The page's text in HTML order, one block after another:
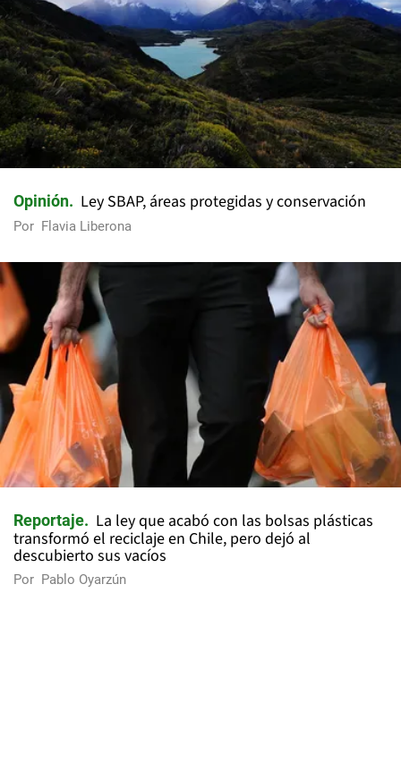
Opinión Ley SBAP, áreas protegidas y conservación
Por Flavia Liberona
Reportaje
La ley que acabó con las bolsas plásticas
transformó el reciclaje en Chile, pero dejó al
descubierto sus vacíos
Por Pablo Oyarzún